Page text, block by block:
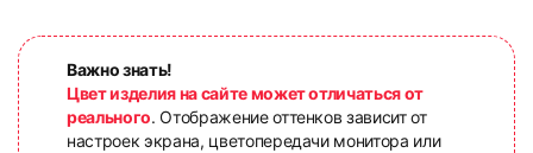
Важно знать!
Цвет изделия на сайте может отличаться от
реального. Отображение оттенков зависит от
настроек экрана, цветопередачи монитора или